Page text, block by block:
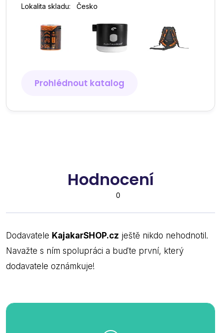
Lokalita skladu:
Česko
Prohlédnout katalog
Hodnocení
0
Dodavatele KajakarSHOP.cz ještě nikdo nehodnotil.
Navažte s ním spolupráci a buďte první, který
dodavatele oznámkuje!